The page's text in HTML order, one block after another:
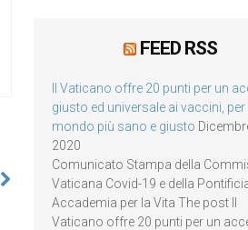
FEED RSS
Il Vaticano offre 20 punti per un
giusto ed universale ai vaccini, per
mondo più sano e giusto
2020
Comunicato Stampa della
Vaticana Covid-19 e della
Accademia per la Vita The post Il
Vaticano offre 20 punti per un